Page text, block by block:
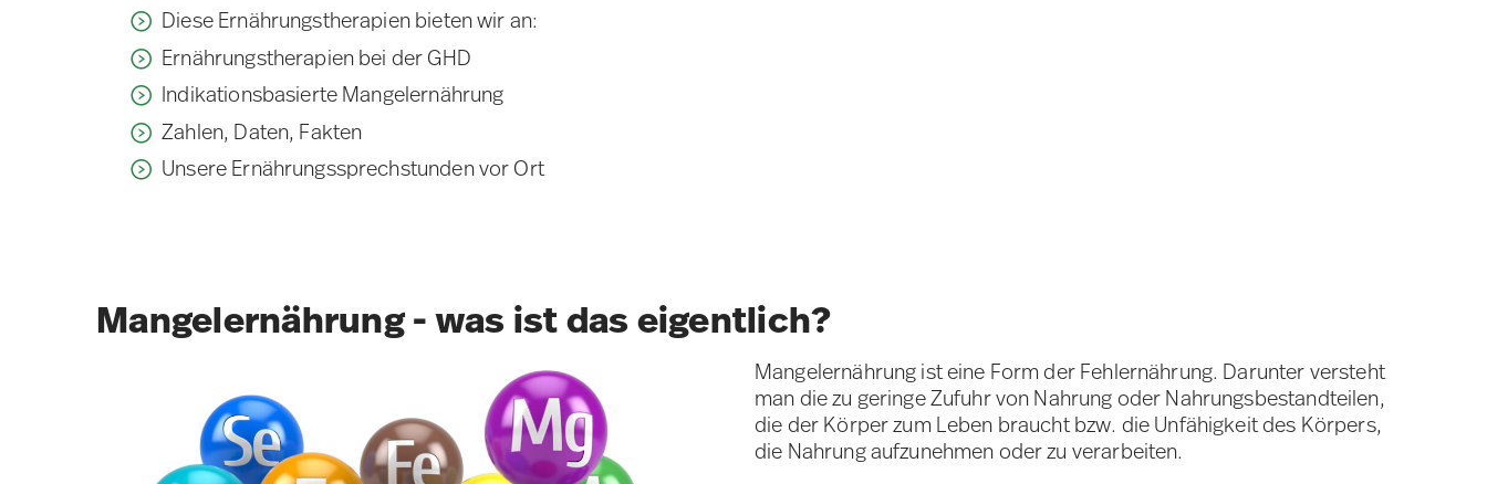
Diese Ernährungstherapien bieten wir an:
Ernährungstherapien bei der GHD
Indikationsbasierte Mangelernährung
Zahlen, Daten, Fakten
Unsere Ernährungssprechstunden vor Ort
Mangelernährung - was ist das eigentlich?
Mangelernährung ist eine Form der Fehlernährung. Darunter versteht
man die zu geringe Zufuhr von Nahrung oder Nahrungsbestandteilen,
die der Körper zum Leben braucht bzw. die Unfähigkeit des Körpers,
die Nahrung aufzunehmen oder zu verarbeiten.